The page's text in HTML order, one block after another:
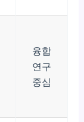
융합
연구
중심